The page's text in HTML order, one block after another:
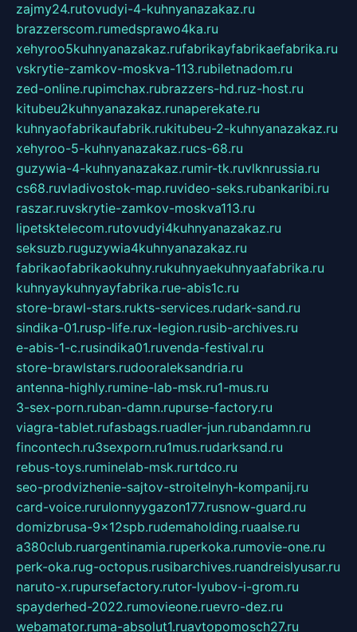
zajmy24.rutovudyi-4-kuhnyanazakaz.ru
brazzerscom.rumedsprawo4ka.ru
xehyroo5kuhnyanazakaz.rufabrikayfabrikaefabrika.ru
vskrytie-zamkov-moskva-113.rubiletnadom.ru
zed-online.rupimchax.rubrazzers-hd.ruz-host.ru
kitubeu2kuhnyanazakaz.runaperekate.ru
kuhnyaofabrikaufabrik.rukitubeu-2-kuhnyanazakaz.ru
xehyroo-5-kuhnyanazakaz.rucs-68.ru
guzywia-4-kuhnyanazakaz.rumir-tk.ruvlknrussia.ru
cs68.ruvladivostok-map.ruvideo-seks.rubankaribi.ru
raszar.ruvskrytie-zamkov-moskva113.ru
lipetsktelecom.rutovudyi4kuhnyanazakaz.ru
seksuzb.ruguzywia4kuhnyanazakaz.ru
fabrikaofabrikaokuhny.rukuhnyaekuhnyaafabrika.ru
kuhnyaykuhnyayfabrika.rue-abis1c.ru
store-brawl-stars.rukts-services.rudark-sand.ru
sindika-01.rusp-life.rux-legion.rusib-archives.ru
e-abis-1-c.rusindika01.ruvenda-festival.ru
store-brawlstars.rudooraleksandria.ru
antenna-highly.rumine-lab-msk.ru1-mus.ru
3-sex-porn.ruban-damn.rupurse-factory.ru
viagra-tablet.rufasbags.ruadler-jun.rubandamn.ru
fincontech.ru3sexporn.ru1mus.rudarksand.ru
rebus-toys.ruminelab-msk.rurtdco.ru
seo-prodvizhenie-sajtov-stroitelnyh-kompanij.ru
card-voice.rurulonnyygazon177.rusnow-guard.ru
domizbrusa-9x12spb.rudemaholding.ruaalse.ru
a380club.ruargentinamia.ruperkoka.rumovie-one.ru
perk-oka.rug-octopus.rusibarchives.ruandreislyusar.ru
naruto-x.rupursefactory.rutor-lyubov-i-grom.ru
spayderhed-2022.rumovieone.ruevro-dez.ru
webamator.ruma-absolut1.ruavtopomosch27.ru